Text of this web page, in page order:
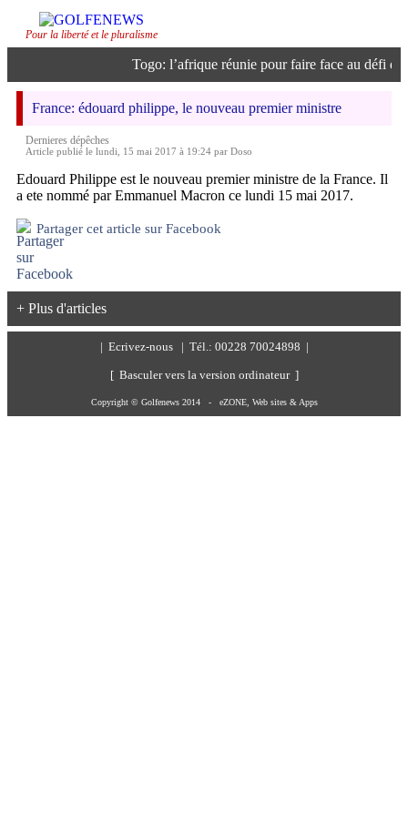
Pour la liberté et le pluralisme
Togo: l’afrique réunie pour faire face au défi
France: édouard philippe, le nouveau premier ministre
Dernieres dépêches
Article publié le lundi, 15 mai 2017 à 19:24 par Doso
Edouard Philippe est le nouveau premier ministre de la France. Il
a ete nommé par Emmanuel Macron ce lundi 15 mai 2017.
Partager cet article sur Facebook
+ Plus d'articles
Ecrivez-nous | Tél.: 00228 70024898 |
[ Basculer vers la version ordinateur ]
Copyright © Golfenews 2014 - eZONE, Web sites & Apps